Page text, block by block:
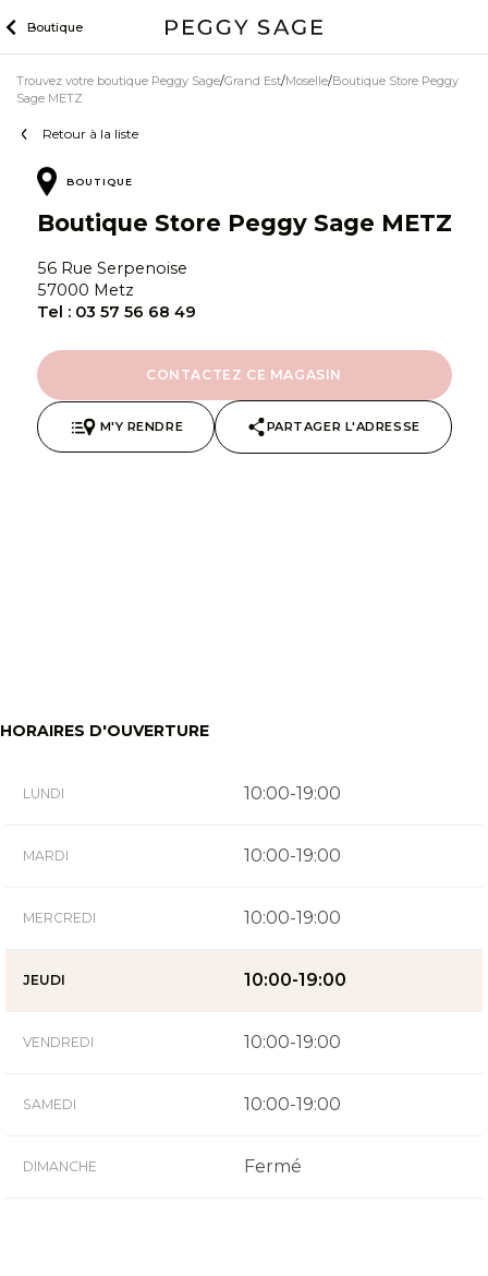
to
Boutique
Retour à la liste
Trouvez votre boutique Peggy Sage Grand Est Moselle Boutique Store Peggy
Sage METZ
BOUTIQUE
Boutique Store Peggy Sage METZ
56 Rue Serpenoise
57000 Metz
Tel : 03 57 56 68 49
CONTACTEZ CE MAGASIN
M'Y RENDRE PARTAGER L'ADRESSE
HORAIRES D'OUVERTURE
LUNDI 10:00-19:00
MARDI 10:00-19:00
MERCREDI 10:00-19:00
JEUDI 10:00-19:00
VENDREDI 10:00-19:00
SAMEDI 10:00-19:00
DIMANCHE Fermé